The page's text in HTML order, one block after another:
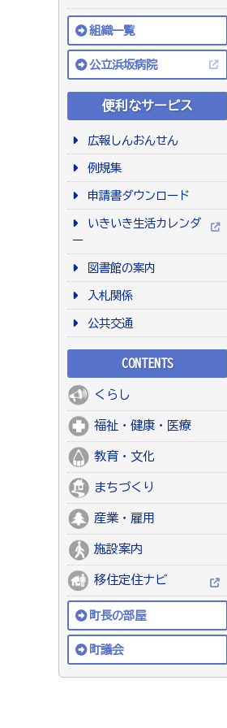
組織一覧
公立浜坂病院
便利なサービス
広報しんおんせん
例規集
申請書ダウンロード
いきいき生活カレンダ
ー
図書館の案内
入札関係
公共交通
CONTENTS
くらし
福祉・健康・医療
教育・文化
まちづくり
産業・雇用
施設案内
移住定住ナビ
町長の部屋
町議会